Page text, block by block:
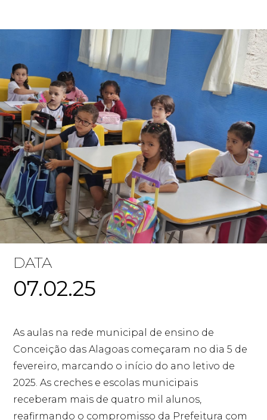
DATA
07.02.25
As aulas na rede municipal de ensino de
Conceição das Alagoas começaram no dia 5 de
fevereiro, marcando o início do ano letivo de
2025. As creches e escolas municipais
receberam mais de quatro mil alunos,
reafirmando o compromisso da Prefeitura com